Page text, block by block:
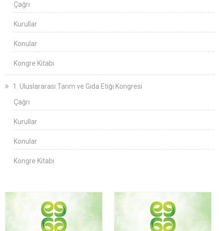
Çağrı
Kurullar
Konular
Kongre Kitabı
1. Uluslararası Tarım ve Gıda Etiği Kongresi
Çağrı
Kurullar
Konular
Kongre Kitabı